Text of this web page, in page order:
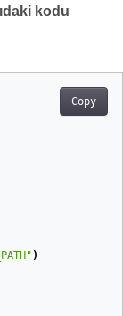
kodu
Copy
)